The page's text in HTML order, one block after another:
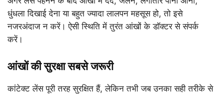
धुंधला दिखाई देना या बहुत ज्यादा लालपन महसूस हो, तो इसे
नजरअंदाज न करें। ऐसी स्थिति में तुरंत आंखों के डॉक्टर से संपर्क
करें।
आंखों की सुरक्षा सबसे जरूरी
कांटेक्ट लेंस पूरी तरह सुरक्षित हैं, लेकिन तभी जब उनका सही तरीके से